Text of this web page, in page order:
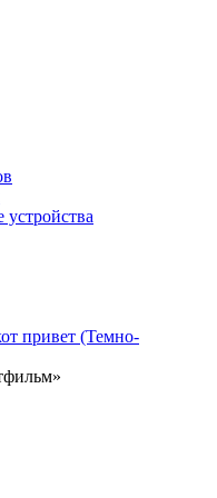
привет (Темно-